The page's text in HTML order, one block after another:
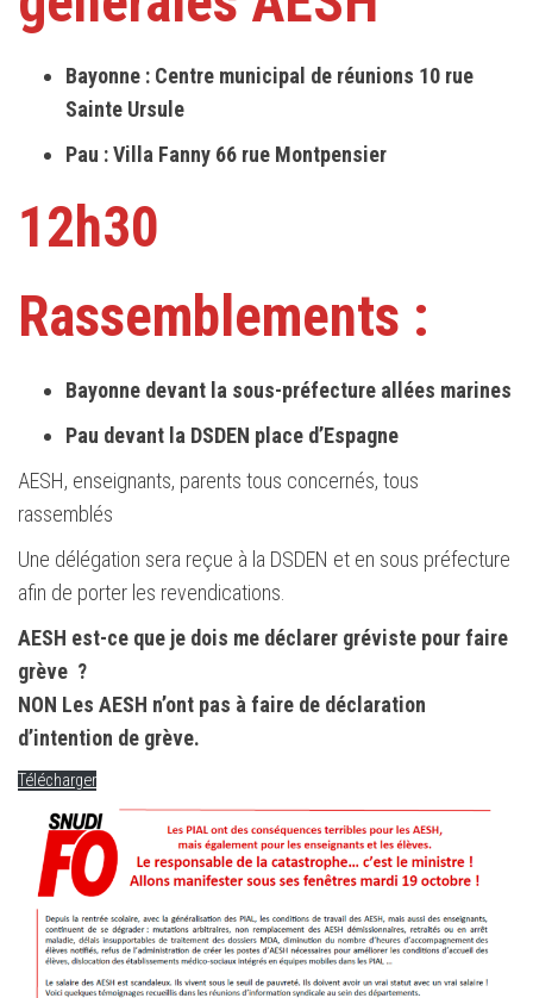
Bayonne : Centre municipal de réunions 10 rue
Sainte Ursule
Pau : Villa Fanny 66 rue Montpensier
12h30
Rassemblements :
Bayonne devant la sous-préfecture allées marines
Pau devant la DSDEN place d’Espagne
AESH, enseignants, parents tous concernés, tous
rassemblés
Une délégation sera reçue à la DSDEN et en sous préfecture
afin de porter les revendications.
AESH est-ce que je dois me déclarer gréviste pour faire
grève ?
NON Les AESH n’ont pas à faire de déclaration
d’intention de grève.
Télécharger